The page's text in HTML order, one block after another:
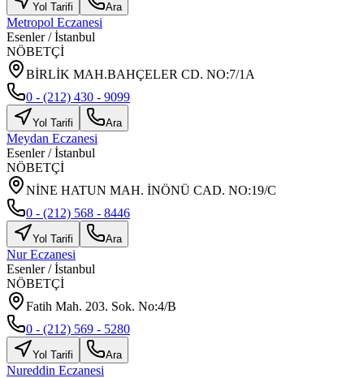
Yol Tarifi Ara
Metropol Eczanesi
Esenler/İstanbul
NÖBETÇİ
BİRLİK MAH.BAHÇELER CD. NO:7/1A
0 - (212) 430 - 9099
Yol Tarifi Ara
Meydan Eczanesi
Esenler/İstanbul
NÖBETÇİ
NİNE HATUN MAH. İNÖNÜ CAD. NO:19/C
0 - (212) 568 - 8446
Yol Tarifi Ara
Nur Eczanesi
Esenler/İstanbul
NÖBETÇİ
Fatih Mah. 203. Sok. No:4/B
0 - (212) 569 - 5280
Yol Tarifi Ara
Nureddin Eczanesi